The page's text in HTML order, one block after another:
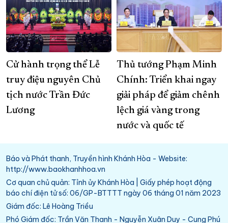
Cử hành trọng thể Lễ
truy điệu nguyên Chủ
tịch nước Trần Đức
Lương
Thủ tướng Phạm Minh
Chính: Triển khai ngay
giải pháp để giảm chênh
lệch giá vàng trong
nước và quốc tế
Báo và Phát thanh, Truyền hình Khánh Hòa - Website:
http://www.baokhanhhoa.vn
Cơ quan chủ quản: Tỉnh ủy Khánh Hòa | Giấy phép hoạt động
báo chí điện tử số: 06/GP-BTTTT ngày 06 tháng 01 năm 2023
Giám đốc: Lê Hoàng Triều
Phó Giám đốc: Trần Văn Thanh - Nguyễn Xuân Duy - Cung Phú